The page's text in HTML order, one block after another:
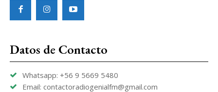
Datos de Contacto
Whatsapp: +56 9 5669 5480
Email: contactoradiogenialfm@gmail.com